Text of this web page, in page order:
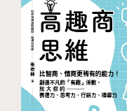
週線或月線用於短
觀察中長期的趨勢。
• 均線「黃金交
• 急漲之後出現
• 如何操作IPO
【Q24】 日K與週K
【Q25】 成交量急
【Q26】 吞噬K線
【Q27】 移動平均
【Q28】 一路上漲